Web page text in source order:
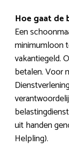
Hoe gaat de
Een
minimumloon
vakantiegeld.
betalen. Voor
uit handen
Helpling).